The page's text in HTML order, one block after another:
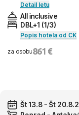
Detail letu
All inclusive
DBL+1 (1/3)
Popis hotela od CK
za osobu861 €
Št 13.8 - Št